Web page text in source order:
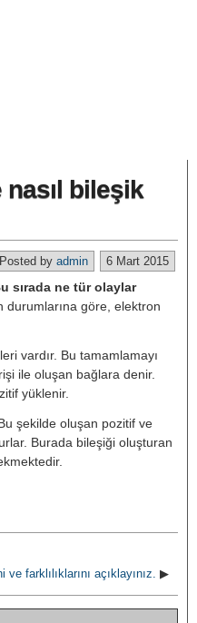
bileşik
6 Mart 2015
Posted by admin
sırada ne tür olaylar
durumlarına göre, elektron
vardır. Bu tamamlamayı
ile oluşan bağlara denir.
yüklenir.
şekilde oluşan pozitif ve
Burada bileşiği oluşturan
farklılıklarını açıklayınız. ▶